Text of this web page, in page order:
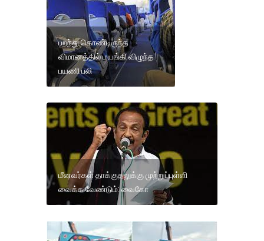
பறந்து கொண்டிருந்த
விமானத்தில் மயங்கி விழுந்த
பயணி பலி
மீனவர்கள் தாக்குதலுக்கு முற்றுப்புள்ளி
வைக்க வேண்டும்: வைகோ